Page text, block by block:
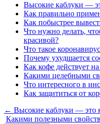
Высокие каблуки —
Как правильно
Как побыстрее
Что нужно делать,
красивой?
Что такое
Почему ухудшается
Как кофе действует
Какими целебными
Что интересного в
Как защититься от
← Высокие каблуки — это
Какими полезными